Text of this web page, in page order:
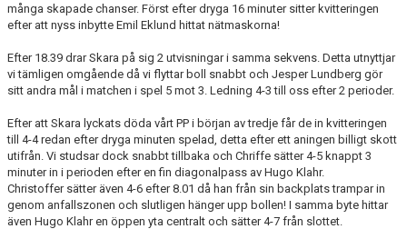
många skapade chanser. Först efter dryga 16 minuter sitter kvitteringen
efter att nyss inbytte Emil Eklund hittat nätmaskorna!
Efter 18.39 drar Skara på sig 2 utvisningar i samma sekvens. Detta utnyttjar
vi tämligen omgående då vi flyttar boll snabbt och Jesper Lundberg gör
sitt andra mål i matchen i spel 5 mot 3. Ledning 4-3 till oss efter 2 perioder.
Efter att Skara lyckats döda vårt PP i början av tredje får de in kvitteringen
till 4-4 redan efter dryga minuten spelad, detta efter ett aningen billigt skott
utifrån. Vi studsar dock snabbt tillbaka och Chriffe sätter 4-5 knappt 3
minuter in i perioden efter en fin diagonalpass av Hugo Klahr.
Christoffer sätter även 4-6 efter 8.01 då han från sin backplats trampar in
genom anfallszonen och slutligen hänger upp bollen! I samma byte hittar
även Hugo Klahr en öppen yta centralt och sätter 4-7 från slottet.